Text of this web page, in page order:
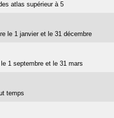
atlas supérieur à 5
le 1 janvier et le 31 décembre
1 septembre et le 31 mars
temps